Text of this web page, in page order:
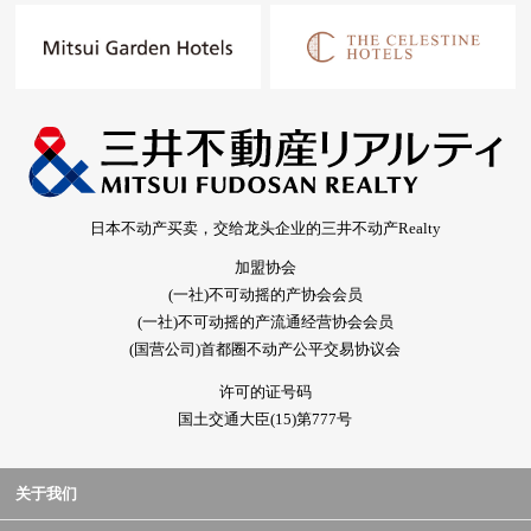
日本不动产买卖，交给龙头企业的三井不动产Realty
加盟协会
(一社)不可动摇的产协会会员
(一社)不可动摇的产流通经营协会会员
(国营公司)首都圈不动产公平交易协议会
许可的证号码
国土交通大臣(15)第777号
关于我们